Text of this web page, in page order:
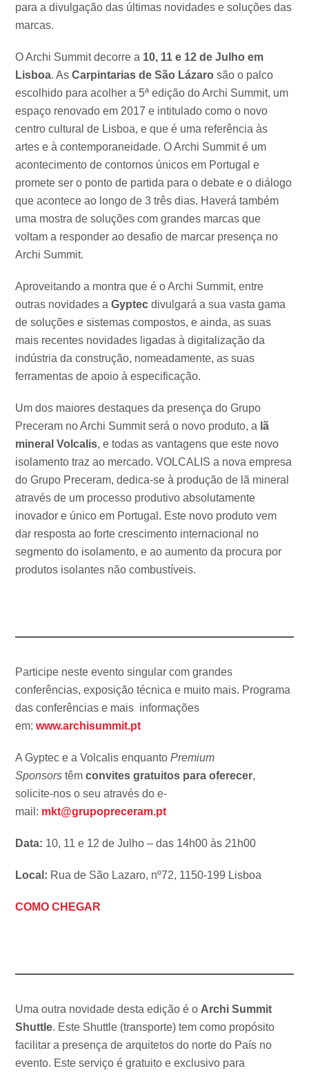
para a divulgação das últimas novidades e soluções das
marcas.
O Archi Summit decorre a 10, 11 e 12 de Julho em
Lisboa. AsCarpintarias de São Lázaro são o palco
escolhido para acolher a 5ª edição do Archi Summit, um
espaço renovado em 2017 e intitulado como o novo
centro cultural de Lisboa, e que é uma referência às
artes e à contemporaneidade. O Archi Summit é um
acontecimento de contornos únicos em Portugal e
promete ser o ponto de partida para o debate e o diálogo
que acontece ao longo de 3 três dias. Haverá também
uma mostra de soluções com grandes marcas que
voltam a responder ao desafio de marcar presença no
Archi Summit.
Aproveitando a montra que é o Archi Summit, entre
outras novidades aGyptec divulgará a sua vasta gama
de soluções e sistemas compostos, e ainda, as suas
mais recentes novidades ligadas à digitalização da
indústria da construção, nomeadamente, as suas
ferramentas de apoio à especificação.
Um dos maiores destaques da presença do Grupo
Preceram no Archi Summit será o novo produto, a lã
mineral Volcalis, e todas as vantagens que este novo
isolamento traz ao mercado. VOLCALIS a nova empresa
do Grupo Preceram, dedica-se à produção de lã mineral
através de um processo produtivo absolutamente
inovador e único em Portugal. Este novo produto vem
dar resposta ao forte crescimento internacional no
segmento do isolamento, e ao aumento da procura por
produtos isolantes não combustíveis.
Participe neste evento singular com grandes
conferências, exposição técnica e muito mais. Programa
das conferências e mais informações
em:www.archisummit.pt
A Gyptec e a Volcalis enquantoPremium
Sponsors têmconvites gratuitos para oferecer,
solicite-nos o seu através do e-
mail: mkt@grupopreceram.pt
Data: 10, 11 e 12 de Julho – das 14h00 às 21h00
Local: Rua de São Lazaro, nº72, 1150-199 Lisboa
COMO CHEGAR
Uma outra novidade desta edição é o Archi Summit
Shuttle. Este Shuttle (transporte) tem como propósito
facilitar a presença de arquitetos do norte do País no
evento. Este serviço é gratuito e exclusivo para